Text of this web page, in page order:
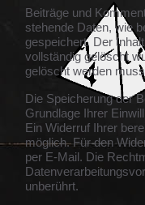
Beiträge und
stehende Daten, wie
gespeichert. Der
vollständig gelöscht
gelöscht werden
Die Speicherung der
Grundlage Ihrer
Ein Widerruf Ihrer
möglich. Für den
per E-Mail. Die
unberührt.